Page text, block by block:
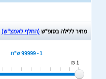
מחיר ללילה בסופ“ש(החלף לאמצ“ש)
1 - 99999 ש"ח
1 ₪